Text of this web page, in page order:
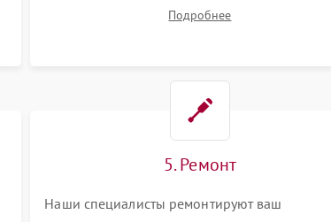
видеокамеры а также ответит на все ваши
Подробнее
5. Ремонт
Наши специалисты ремонтируют ваш